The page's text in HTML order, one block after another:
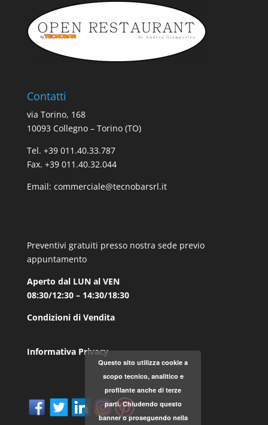
Contatti
via Torino, 168
10093 Collegno – Torino (TO)
Tel. +39 011.40.33.787
Fax. +39 011.40.32.044
Email: commerciale@tecnobarsrl.it
Preventivi gratuiti presso nostra sede previo
appuntamento
Aperto dal LUN al VEN
08:30/12:30 – 14:30/18:30
Condizioni di Vendita
Informativa Privacy
Questo sito utilizza cookie a
scopo tecnico, analitico e
profilante anche di terze
parti. Chiudendo questo
banner o proseguendo nella